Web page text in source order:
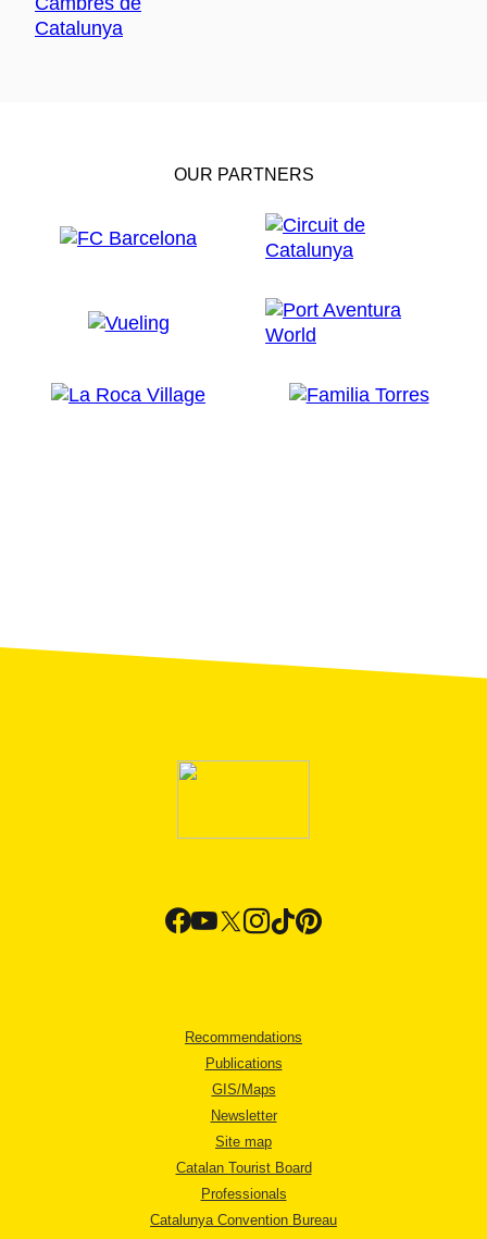
OUR PARTNERS
Recommendations
Publications
GIS/Maps
Newsletter
Site map
Catalan Tourist Board
Professionals
Catalunya Convention Bureau